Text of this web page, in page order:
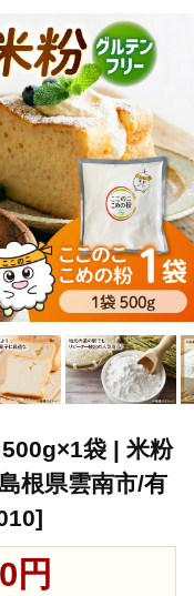
米粉（ここのここめの粉
袋 | 米粉
根県雲南市/有
円